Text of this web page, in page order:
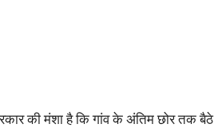
की मंशा है कि गांव के अंतिम छोर तक बैठे